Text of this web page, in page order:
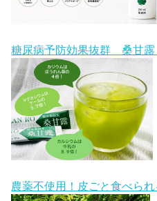
糖尿病予防効果抜群 桑甘露
農薬不使用！皮ごと食べら